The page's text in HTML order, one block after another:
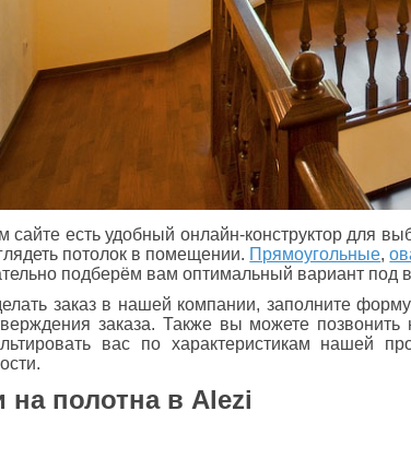
сайте есть удобный онлайн-конструктор для
потолок в помещении. Прямоугольные,
подберём вам оптимальный вариант под
заказ в нашей компании, заполните
заказа. Также вы можете
вас по характеристикам
на полотна в Alezi